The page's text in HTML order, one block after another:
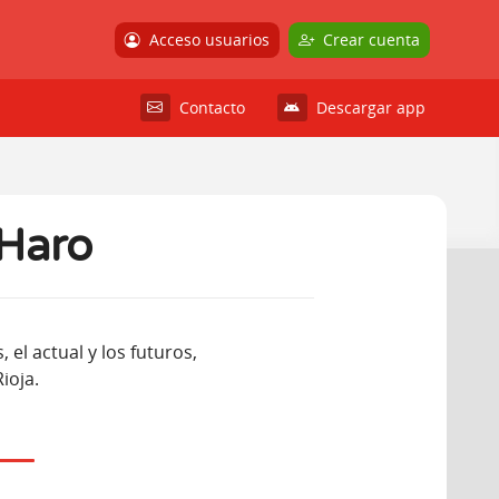
Acceso usuarios Crear cuenta
Contacto Descargar app
el actual y los futuros,